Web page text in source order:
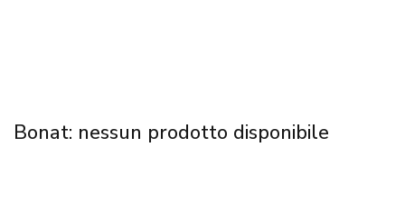
Bonat: nessun prodotto disponibile